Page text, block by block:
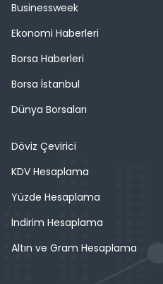
Businessweek
Ekonomi Haberleri
Borsa Haberleri
Borsa İstanbul
Dünya Borsaları
Döviz Çevirici
KDV Hesaplama
Yüzde Hesaplama
İndirim Hesaplama
Altın ve Gram Hesaplama